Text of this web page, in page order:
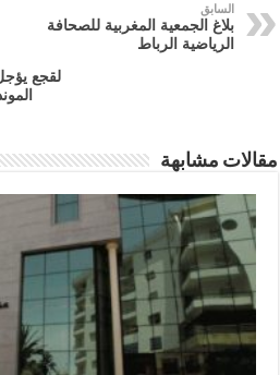
السابق
بلاغ الجمعية المغربية للصحافة
الرياضية الرباط
لقجع
مقالات مشابهة